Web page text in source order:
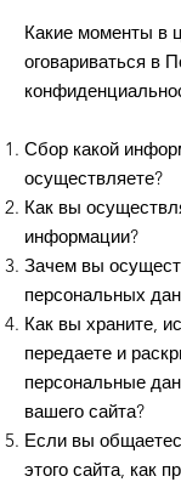
Какие моменты в
оговариваться в
Сбор какой
осуществляете?
Как вы
информации?
Зачем вы
персональных
Как вы храните,
передаете и
персональные
вашего сайта?
Если вы
этого сайта, как